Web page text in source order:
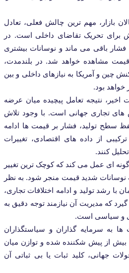
مهم‌ ترین چالش فعلی، تعادل
تحریک تقاضای داخلی است. در
می‌ ماند و نوسانات بیشتری
خواهد شد. در بلندمدت،
به نیازهای داخلی و بین
بود.
تعامل پیچیده میان عرضه
جهانی است. با وجود تلاش
تولید، فشار بر قیمت ‌ها ادامه
از داده ‌های اقتصادی، تغییرات
عمل می‌ کند که کوچک‌ ترین تغییر
شدید قیمت منجر شود. به نظر
همزمان با رشد تولید و ادامه اختلافات تجاری،
آن نیازمند توجه دقیق به
است.
گذاران و سیاستگذاران
پیش شکننده شده و توازن میان
کلید ثبات یا بی ‌ثباتی آن